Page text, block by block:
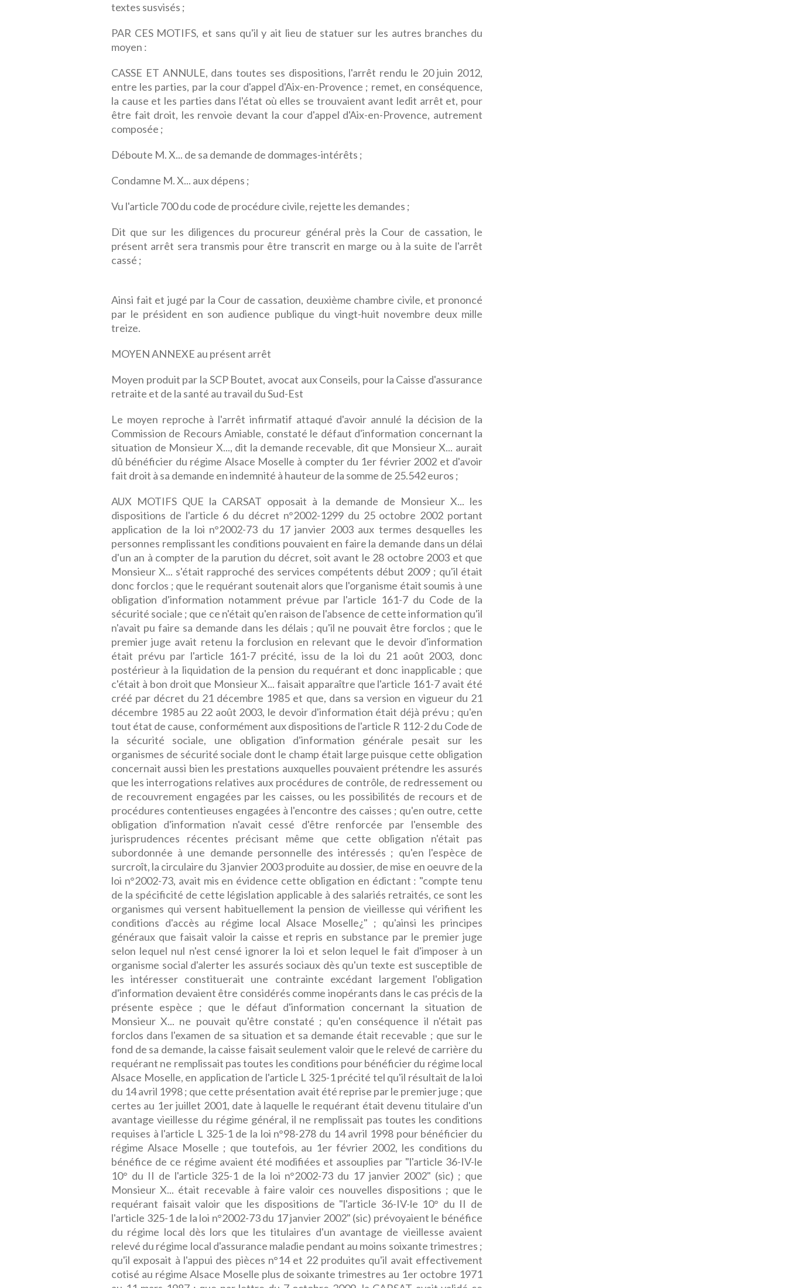
textes susvisés ;
PAR CES MOTIFS, et sans qu'il y ait lieu de statuer sur les autres branches du
moyen :
CASSE ET ANNULE, dans toutes ses dispositions, l'arrêt rendu le 20 juin 2012,
entre les parties, par la cour d'appel d'Aix-en-Provence ; remet, en conséquence,
la cause et les parties dans l'état où elles se trouvaient avant ledit arrêt et, pour
être fait droit, les renvoie devant la cour d'appel d'Aix-en-Provence, autrement
composée ;
Déboute M. X... de sa demande de dommages-intérêts ;
Condamne M. X... aux dépens ;
Vu l'article 700 du code de procédure civile, rejette les demandes ;
Dit que sur les diligences du procureur général près la Cour de cassation, le
présent arrêt sera transmis pour être transcrit en marge ou à la suite de l'arrêt
cassé ;
Ainsi fait et jugé par la Cour de cassation, deuxième chambre civile, et prononcé
par le président en son audience publique du vingt-huit novembre deux mille
treize.
MOYEN ANNEXE au présent arrêt
Moyen produit par la SCP Boutet, avocat aux Conseils, pour la Caisse d'assurance
retraite et de la santé au travail du Sud-Est
Le moyen reproche à l'arrêt infirmatif attaqué d'avoir annulé la décision de la
Commission de Recours Amiable, constaté le défaut d'information concernant la
situation de Monsieur X..., dit la demande recevable, dit que Monsieur X... aurait
dû bénéficier du régime Alsace Moselle à compter du 1er février 2002 et d'avoir
fait droit à sa demande en indemnité à hauteur de la somme de 25.542 euros ;
AUX MOTIFS QUE la CARSAT opposait à la demande de Monsieur X... les
dispositions de l'article 6 du décret n°2002-1299 du 25 octobre 2002 portant
application de la loi n°2002-73 du 17 janvier 2003 aux termes desquelles les
personnes remplissant les conditions pouvaient en faire la demande dans un délai
d'un an à compter de la parution du décret, soit avant le 28 octobre 2003 et que
Monsieur X... s'était rapproché des services compétents début 2009 ; qu'il était
donc forclos ; que le requérant soutenait alors que l'organisme était soumis à une
obligation d'information notamment prévue par l'article 161-7 du Code de la
sécurité sociale ; que ce n'était qu'en raison de l'absence de cette information qu'il
n'avait pu faire sa demande dans les délais ; qu'il ne pouvait être forclos ; que le
premier juge avait retenu la forclusion en relevant que le devoir d'information
était prévu par l'article 161-7 précité, issu de la loi du 21 août 2003, donc
postérieur à la liquidation de la pension du requérant et donc inapplicable ; que
c'était à bon droit que Monsieur X... faisait apparaître que l'article 161-7 avait été
créé par décret du 21 décembre 1985 et que, dans sa version en vigueur du 21
décembre 1985 au 22 août 2003, le devoir d'information était déjà prévu ; qu'en
tout état de cause, conformément aux dispositions de l'article R 112-2 du Code de
la sécurité sociale, une obligation d'information générale pesait sur les
organismes de sécurité sociale dont le champ était large puisque cette obligation
concernait aussi bien les prestations auxquelles pouvaient prétendre les assurés
que les interrogations relatives aux procédures de contrôle, de redressement ou
de recouvrement engagées par les caisses, ou les possibilités de recours et de
procédures contentieuses engagées à l'encontre des caisses ; qu'en outre, cette
obligation d'information n'avait cessé d'être renforcée par l'ensemble des
jurisprudences récentes précisant même que cette obligation n'était pas
subordonnée à une demande personnelle des intéressés ; qu'en l'espèce de
surcroît, la circulaire du 3 janvier 2003 produite au dossier, de mise en oeuvre de la
loi n°2002-73, avait mis en évidence cette obligation en édictant : "compte tenu
de la spécificité de cette législation applicable à des salariés retraités, ce sont les
organismes qui versent habituellement la pension de vieillesse qui vérifient les
conditions d'accès au régime local Alsace Moselle¿" ; qu'ainsi les principes
généraux que faisait valoir la caisse et repris en substance par le premier juge
selon lequel nul n'est censé ignorer la loi et selon lequel le fait d'imposer à un
organisme social d'alerter les assurés sociaux dès qu'un texte est susceptible de
les intéresser constituerait une contrainte excédant largement l'obligation
d'information devaient être considérés comme inopérants dans le cas précis de la
présente espèce ; que le défaut d'information concernant la situation de
Monsieur X... ne pouvait qu'être constaté ; qu'en conséquence il n'était pas
forclos dans l'examen de sa situation et sa demande était recevable ; que sur le
fond de sa demande, la caisse faisait seulement valoir que le relevé de carrière du
requérant ne remplissait pas toutes les conditions pour bénéficier du régime local
Alsace Moselle, en application de l'article L 325-1 précité tel qu'il résultait de la loi
du 14 avril 1998 ; que cette présentation avait été reprise par le premier juge ; que
certes au 1er juillet 2001, date à laquelle le requérant était devenu titulaire d'un
avantage vieillesse du régime général, il ne remplissait pas toutes les conditions
requises à l'article L 325-1 de la loi n°98-278 du 14 avril 1998 pour bénéficier du
régime Alsace Moselle ; que toutefois, au 1er février 2002, les conditions du
bénéfice de ce régime avaient été modifiées et assouplies par "l'article 36-IV-le
10° du II de l'article 325-1 de la loi n°2002-73 du 17 janvier 2002" (sic) ; que
Monsieur X... était recevable à faire valoir ces nouvelles dispositions ; que le
requérant faisait valoir que les dispositions de "l'article 36-IV-le 10° du II de
l'article 325-1 de la loi n°2002-73 du 17 janvier 2002" (sic) prévoyaient le bénéfice
du régime local dès lors que les titulaires d'un avantage de vieillesse avaient
relevé du régime local d'assurance maladie pendant au moins soixante trimestres ;
qu'il exposait à l'appui des pièces n°14 et 22 produites qu'il avait effectivement
cotisé au régime Alsace Moselle plus de soixante trimestres au 1er octobre 1971